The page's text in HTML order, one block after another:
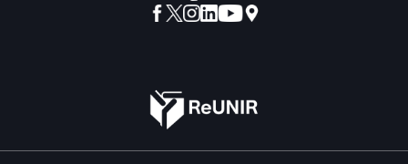
y sobre la cual aún no existe abundante literatura.